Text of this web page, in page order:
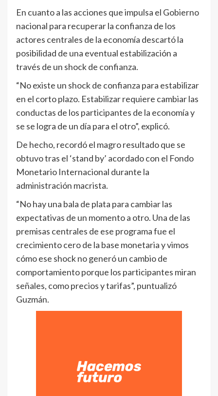
En cuanto a las acciones que impulsa el Gobierno
nacional para recuperar la confianza de los
actores centrales de la economía descartó la
posibilidad de una eventual estabilización a
través de un shock de confianza.
“No existe un shock de confianza para estabilizar
en el corto plazo. Estabilizar requiere cambiar las
conductas de los participantes de la economía y
se se logra de un día para el otro”, explicó.
De hecho, recordó el magro resultado que se
obtuvo tras el ‘stand by’ acordado con el Fondo
Monetario Internacional durante la
administración macrista.
“No hay una bala de plata para cambiar las
expectativas de un momento a otro. Una de las
premisas centrales de ese programa fue el
crecimiento cero de la base monetaria y vimos
cómo ese shock no generó un cambio de
comportamiento porque los participantes miran
señales, como precios y tarifas”, puntualizó
Guzmán.